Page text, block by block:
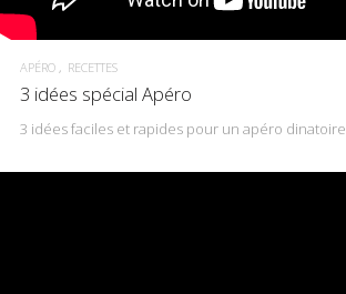
APÉRO RECETTES
3 idées spécial Apéro
3 idées faciles et rapides pour un apéro dinatoire